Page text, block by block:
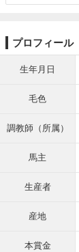
プロフィール
生年月日
毛色
調教師（所属）
馬主
生産者
産地
本賞金